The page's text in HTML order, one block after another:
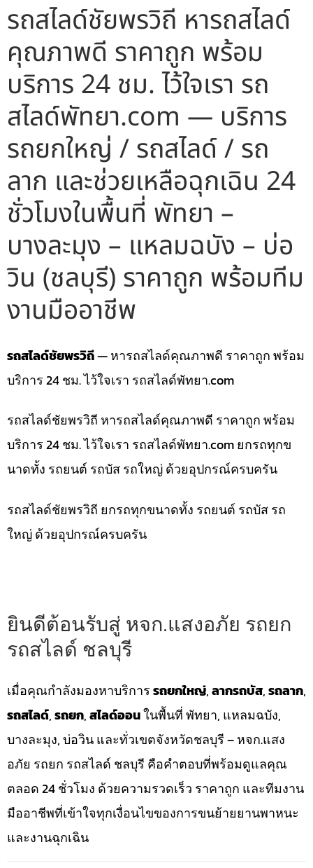
รถสไลด์ชัยพรวิถี หารถสไลด์
คุณภาพดี ราคาถูก พร้อม
บริการ 24 ชม. ไว้ใจเรา รถ
สไลด์พัทยา.com — บริการ
รถยกใหญ่ / รถสไลด์ / รถ
ลาก และช่วยเหลือฉุกเฉิน 24
ชั่วโมงในพื้นที่ พัทยา –
บางละมุง – แหลมฉบัง – บ่อ
วิน (ชลบุรี) ราคาถูก พร้อมทีม
งานมืออาชีพ
รถสไลด์ชัยพรวิถี— หารถสไลด์คุณภาพดี ราคาถูก พร้อม
บริการ 24 ชม. ไว้ใจเรา รถสไลด์พัทยา.com
รถสไลด์ชัยพรวิถี หารถสไลด์คุณภาพดี ราคาถูก พร้อม
บริการ 24 ชม. ไว้ใจเรา รถสไลด์พัทยา.com ยกรถทุกข
นาดทั้ง รถยนต์ รถบัส รถใหญ่ ด้วยอุปกรณ์ครบครัน
รถสไลด์ชัยพรวิถี ยกรถทุกขนาดทั้ง รถยนต์ รถบัส รถ
ใหญ่ ด้วยอุปกรณ์ครบครัน
ยินดีต้อนรับสู่ หจก.แสงอภัย รถยก
รถสไลด์ ชลบุรี
เมื่อคุณกำลังมองหาบริการรถยกใหญ่,ลากรถบัส,รถลาก,
รถสไลด์,รถยก,สไลด์ออนในพื้นที่ พัทยา, แหลมฉบัง,
บางละมุง, บ่อวิน และทั่วเขตจังหวัดชลบุรี – หจก.แสง
อภัย รถยก รถสไลด์ ชลบุรี คือคำตอบที่พร้อมดูแลคุณ
ตลอด 24 ชั่วโมง ด้วยความรวดเร็ว ราคาถูก และทีมงาน
มืออาชีพที่เข้าใจทุกเงื่อนไขของการขนย้ายยานพาหนะ
และงานฉุกเฉิน